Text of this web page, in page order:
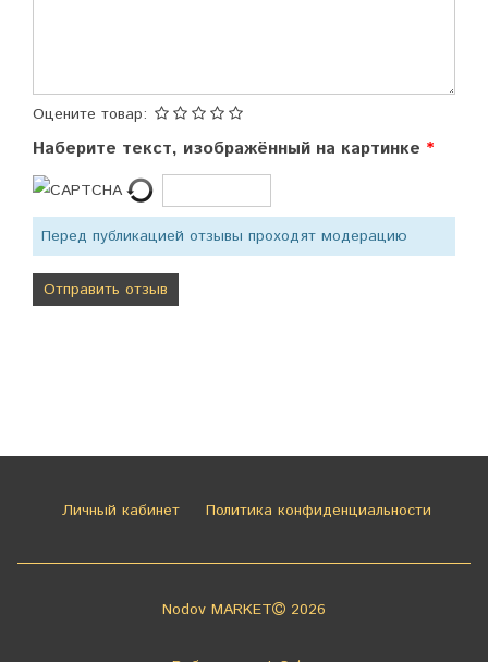
Оцените товар:
Наберите текст, изображённый на картинке
Перед публикацией отзывы проходят модерацию
Личный кабинет Политика конфиденциальности
Nodov MARKET 2026